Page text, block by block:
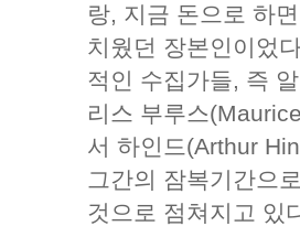
랑, 지금 돈으로 하
치웠던 장본인이었
적인 수집가들, 즉
리스 부루스
서 하인드(Arthur
그간의 잠복기간으
것으로 점쳐지고 있